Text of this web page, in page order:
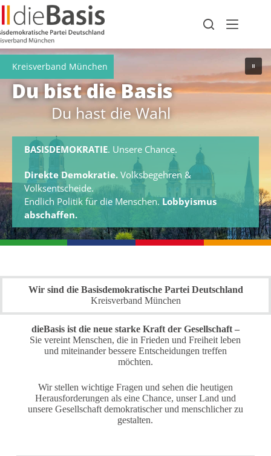
Zum
Inhalt
springen
#Freiheit
Du bist die Basis
Du hast die Wahl
FREIHEITrespektieren.
Die Freiheitsrechte sind die wichtigsten Grundrechte.
Wir sind die Basisdemokratische Partei Deutschland
Kreisverband München
dieBasis ist die neue starke Kraft der Gesellschaft –
Sie vereint Menschen, die in Frieden und Freiheit leben
und miteinander bessere Entscheidungen treffen
möchten.
Wir stellen wichtige Fragen und sehen die heutigen
Herausforderungen als eine Chance, unser Land und
unsere Gesellschaft demokratischer und menschlicher zu
gestalten.